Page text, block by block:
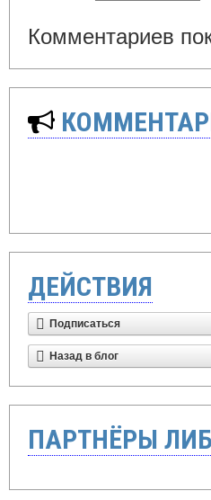
Комментариев
ДЕЙСТВИЯ
Подписаться
Назад в блог
ПАРТНЁРЫ